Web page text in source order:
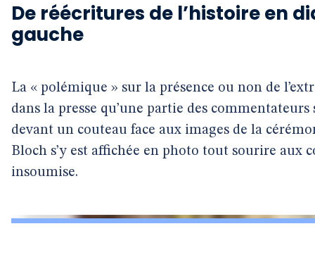
De réécritures de l’histoire en
gauche
La « polémique » sur la présence ou non de
dans la presse qu’une partie des
devant un couteau face aux images de la
Bloch s’y est affichée en photo tout sourire aux
insoumise.